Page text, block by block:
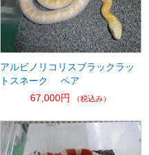
アルビノリコリスブラックラッ
トスネーク ペア
67,000円
（税込み）